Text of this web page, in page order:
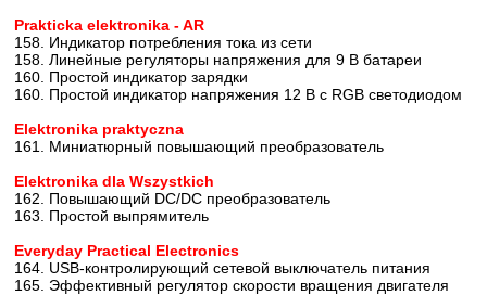
Prakticka elektronika - AR
158. Индикатор потребления тока из сети
158. Линейные регуляторы напряжения для 9 В батареи
160. Простой индикатор зарядки
160. Простой индикатор напряжения 12 В с RGB светодиодом
Elektronika praktyczna
161. Миниатюрный повышающий преобразователь
Elektronika dla Wszystkich
162. Повышающий DC/DC преобразователь
163. Простой выпрямитель
Everyday Practical Electronics
164. USB-контролирующий сетевой выключатель питания
165. Эффективный регулятор скорости вращения двигателя